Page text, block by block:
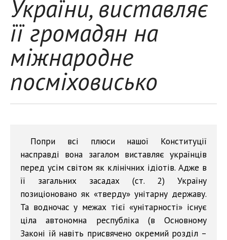
України, виставляє
її громадян на
міжнародне
посміховисько
Попри всі плюси нашої Конституції
насправді вона загалом виставляє українців
перед усім світом як клінічних ідіотів. Адже в
її загальних засадах (ст. 2) Україну
позиціоновано як «тверду» унітарну державу.
Та водночас у межах тієї «унітарності» існує
ціла автономна республіка (в Основному
Законі їй навіть присвячено окремий розділ –